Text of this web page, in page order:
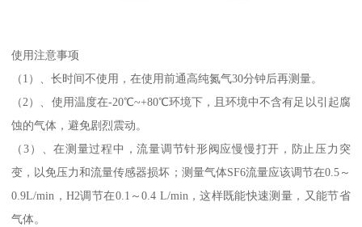
使用注意事项
（1）、长时间不使用，在使用前通高纯氮气30分钟后再测量。
（2）、使用温度在-20℃~+80℃环境下，且环境中不含有足以引起腐
蚀的气体，避免剧烈震动。
（3）、在测量过程中，流量调节针形阀应慢慢打开，防止压力突
变，以免压力和流量传感器损坏；测量气体SF6流量应该调节在0.5～
0.9L/min，H2调节在0.1～0.4 L/min，这样既能快速测量，又能节省
气体。